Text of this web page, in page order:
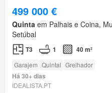
499 000 €
Quinta em Palhais e Coina,
Setúbal
T3 1 40 m²
Garajem Quintal Grelhador
Há 30+ dias
IDEALISTA.PT